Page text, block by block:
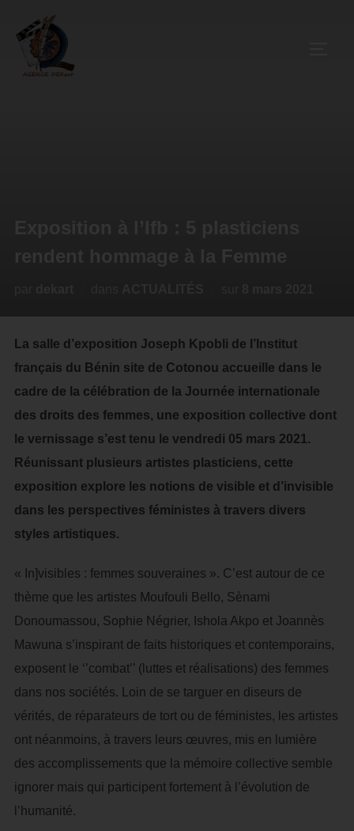
La salle d’exposition Joseph Kpobli de l’Institut
français du Bénin site de Cotonou accueille dans le
cadre de la célébration de la Journée internationale
des droits des femmes, une exposition collective dont
le vernissage s’est tenu le vendredi 05 mars 2021.
Réunissant plusieurs artistes plasticiens, cette
exposition explore les notions de visible et d’invisible
dans les perspectives féministes à travers divers
styles artistiques.
« In]visibles : femmes souveraines ». C’est autour de ce
thème que les artistes Moufouli Bello, Sènami
Donoumassou, Sophie Négrier, Ishola Akpo et Joannès
Mawuna s’inspirant de faits historiques et contemporains,
exposent le ‘’combat’’ (luttes et réalisations) des femmes
dans nos sociétés. Loin de se targuer en diseurs de
vérités, de réparateurs de tort ou de féministes, les artistes
ont néanmoins, à travers leurs œuvres, mis en lumière
des accomplissements que la mémoire collective semble
ignorer mais qui participent fortement à l’évolution de
l’humanité.